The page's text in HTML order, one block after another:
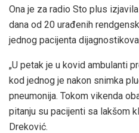
Ona je za radio Sto plus
dana od 20 urađenih
jednog pacijenta
„U petak je u kovid ambulanti
kod jednog je nakon snimka
pneumonija. Tokom vikenda
pitanju su pacijenti sa lakšom
Dreković.